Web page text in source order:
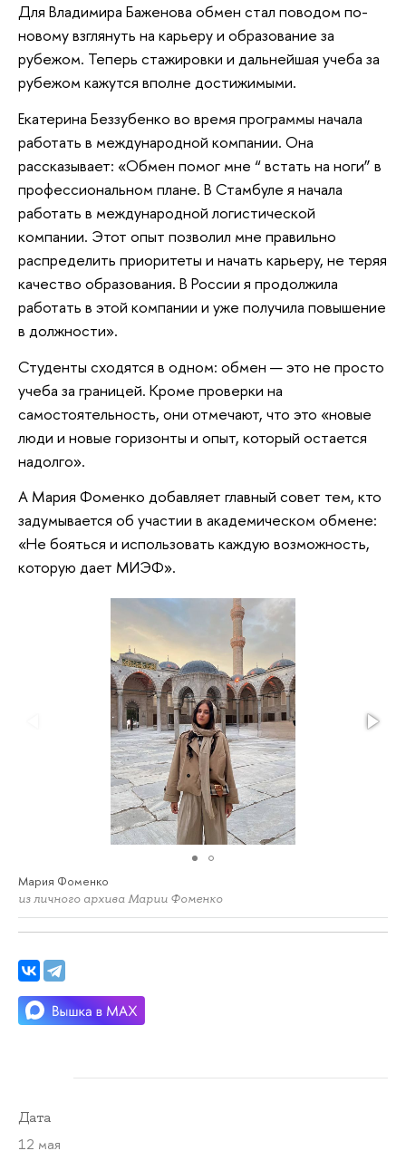
Для Владимира Баженова обмен стал поводом по-
новому взглянуть на карьеру и образование за
рубежом. Теперь стажировки и дальнейшая учеба за
рубежом кажутся вполне достижимыми.
Екатерина Беззубенко во время программы начала
работать в международной компании. Она
рассказывает: «Обмен помог мне “ встать на ноги” в
профессиональном плане. В Стамбуле я начала
работать в международной логистической
компании. Этот опыт позволил мне правильно
распределить приоритеты и начать карьеру, не теряя
качество образования. В России я продолжила
работать в этой компании и уже получила повышение
в должности».
Студенты сходятся в одном: обмен — это не просто
учеба за границей. Кроме проверки на
самостоятельность, они отмечают, что это «новые
люди и новые горизонты и опыт, который остается
надолго».
А Мария Фоменко добавляет главный совет тем, кто
задумывается об участии в академическом обмене:
«Не бояться и использовать каждую возможность,
которую дает МИЭФ».
Мария Фоменко
из личного архива Марии Фоменко
Дата
12 мая